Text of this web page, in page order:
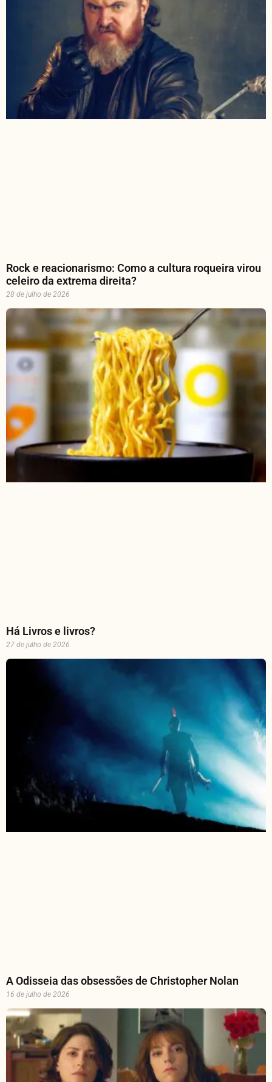
Rock e reacionarismo: Como a cultura roqueira virou
celeiro da extrema direita?
28 de julho de 2026
Há Livros e livros?
27 de julho de 2026
A Odisseia das obsessões de Christopher Nolan
16 de julho de 2026